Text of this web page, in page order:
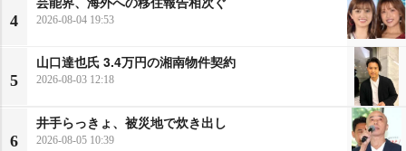
4 2026-08-04 19:53
5
山口達也氏 3.4万円の湘南物件契約
2026-08-03 12:18
6
井手らっきょ、被災地で炊き出し
2026-08-05 10:39